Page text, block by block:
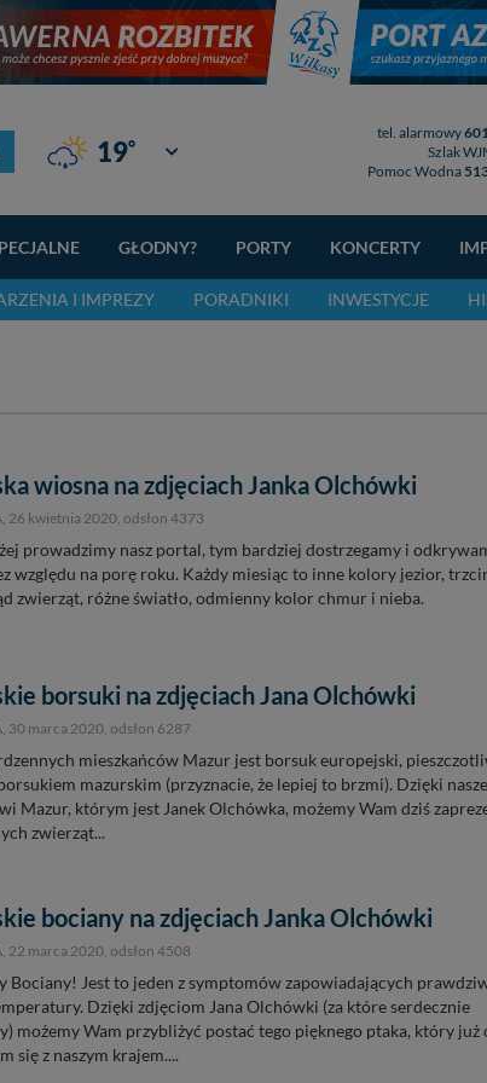
19° Giżycko
tel. alarmowy
Szlak
Pomoc Wodna
GŁODNY? PORTY KONCERTY
I IMPREZY PORADNIKI INWESTYCJE
wiosna na zdjęciach Janka Olchówki
26 kwietnia 2020, odsłon 4373
prowadzimy nasz portal, tym bardziej dostrzegamy i
względu na porę roku. Każdy miesiąc to inne kolory jezior,
zwierząt, różne światło, odmienny kolor chmur i nieba.
borsuki na zdjęciach Jana Olchówki
30 marca 2020, odsłon 6287
mieszkańców Mazur jest borsuk europejski,
mazurskim (przyznacie, że lepiej to brzmi). Dzięki
Mazur, którym jest Janek Olchówka, możemy Wam dziś
zwierząt...
bociany na zdjęciach Janka Olchówki
22 marca 2020, odsłon 4508
Bociany! Jest to jeden z symptomów zapowiadających
Dzięki zdjęciom Jana Olchówki (za które serdecznie
możemy Wam przybliżyć postać tego pięknego ptaka, który
się z naszym krajem....